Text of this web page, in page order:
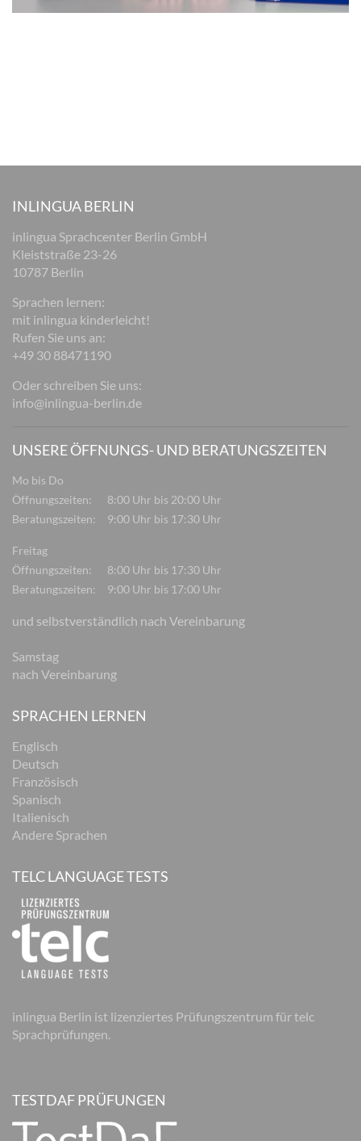
INLINGUA BERLIN
inlingua Sprachcenter Berlin GmbH
Kleiststraße 23-26
10787 Berlin
Sprachen lernen:
mit inlingua kinderleicht!
Rufen Sie uns an:
+49 30 88471190
Oder schreiben Sie uns:
info@inlingua-berlin.de
UNSERE ÖFFNUNGS- UND BERATUNGSZEITEN
Mo bis Do
Öffnungszeiten:
8:00 Uhr bis 20:00 Uhr
Beratungszeiten:
9:00 Uhr bis 17:30 Uhr
Freitag
Öffnungszeiten:
8:00 Uhr bis 17:30 Uhr
Beratungszeiten:
9:00 Uhr bis 17:00 Uhr
und selbstverständlich nach Vereinbarung
Samstag
nach Vereinbarung
SPRACHEN LERNEN
Englisch
Deutsch
Französisch
Spanisch
Italienisch
Andere Sprachen
TELC LANGUAGE TESTS
inlingua Berlin ist lizenziertes Prüfungszentrum für telc
Sprachprüfungen.
TESTDAF PRÜFUNGEN